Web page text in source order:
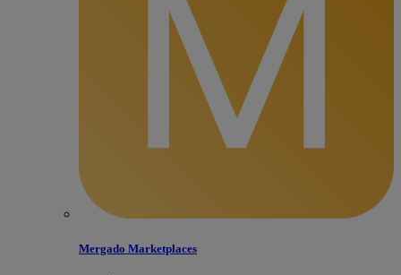
Mergado Marketplaces